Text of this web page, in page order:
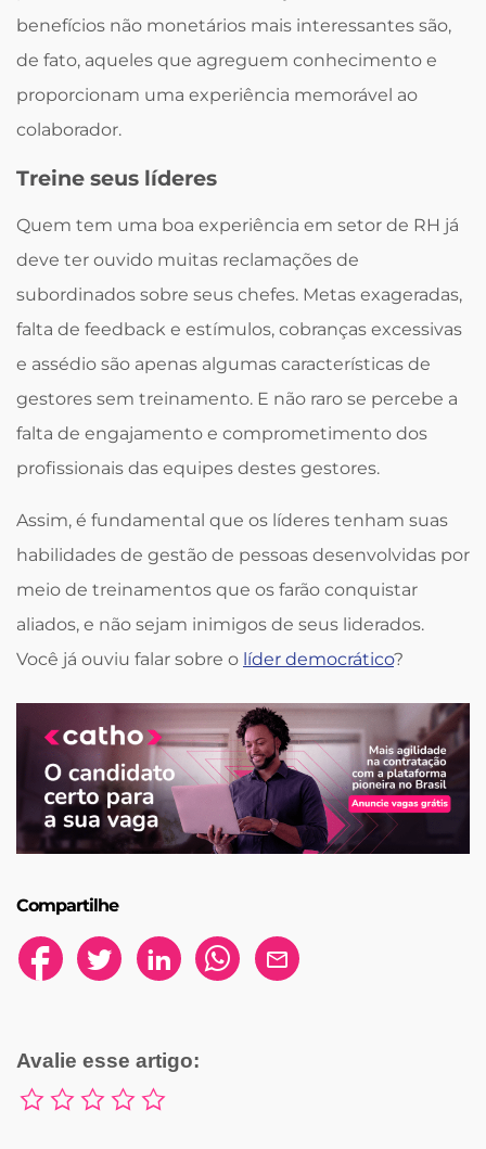
benefícios não monetários mais interessantes são,
de fato, aqueles que agreguem conhecimento e
proporcionam uma experiência memorável ao
colaborador.
Treine seus líderes
Quem tem uma boa experiência em setor de RH já
deve ter ouvido muitas reclamações de
subordinados sobre seus chefes. Metas exageradas,
falta de feedback e estímulos, cobranças excessivas
e assédio são apenas algumas características de
gestores sem treinamento. E não raro se percebe a
falta de engajamento e comprometimento dos
profissionais das equipes destes gestores.
Assim, é fundamental que os líderes tenham suas
habilidades de gestão de pessoas desenvolvidas por
meio de treinamentos que os farão conquistar
aliados, e não sejam inimigos de seus liderados.
Você já ouviu falar sobre o líder democrático?
Compartilhe
Avalie esse artigo: